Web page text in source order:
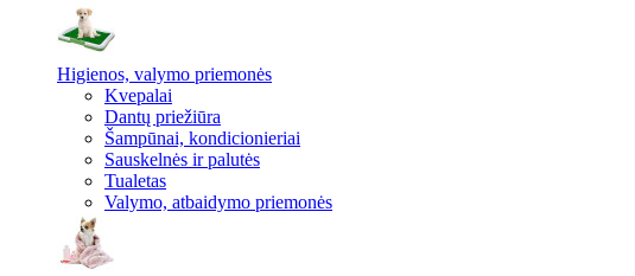
Higienos, valymo priemonės
Kvepalai
Dantų priežiūra
Šampūnai, kondicionieriai
Sauskelnės ir palutės
Tualetas
Valymo, atbaidymo priemonės